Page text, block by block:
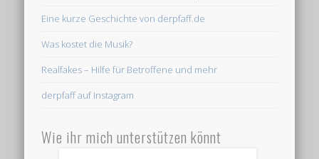
Eine kurze Geschichte von derpfaff.de
Was kostet die Musik?
Realfakes – Hilfe für Betroffene und mehr
derpfaff auf Instagram
Wie ihr mich unterstützen könnt